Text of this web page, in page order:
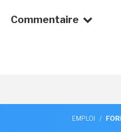
Commentaire
EMPLOI /